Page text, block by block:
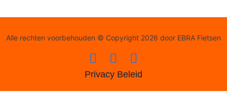
Alle rechten voorbehouden © Copyright 2026 door EBRA Fietsen
Privacy Beleid